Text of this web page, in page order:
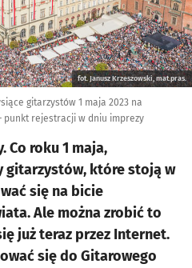
fot. Janusz Krzeszowski, mat.pras.
gitarzystów 1 maja 2023 na
punkt rejestracji w dniu imprezy
Co roku 1 maja,
gitarzystów, które stoją w
się na bicie
Ale można zrobić to
już teraz przez Internet.
się do Gitarowego